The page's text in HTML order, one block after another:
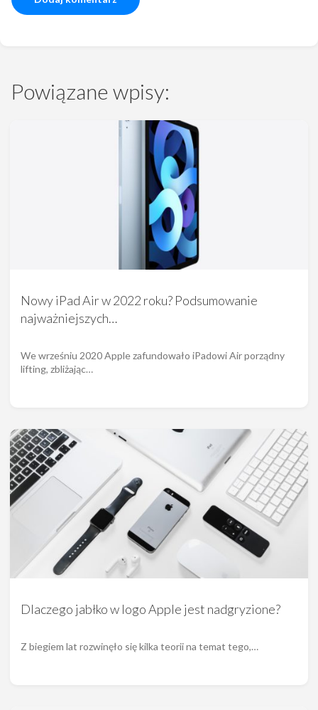
Powiązane wpisy:
Nowy iPad Air w 2022 roku? Podsumowanie
najważniejszych…
We wrześniu 2020 Apple zafundowało iPadowi Air porządny
lifting, zbliżając…
Dlaczego jabłko w logo Apple jest nadgryzione?
Z biegiem lat rozwinęło się kilka teorii na temat tego,…